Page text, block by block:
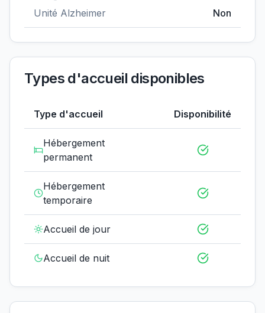
Unité Alzheimer Non
Types d'accueil disponibles
Type d'accueil Disponibilité
Hébergement
permanent
Hébergement
temporaire
Accueil de jour
Accueil de nuit